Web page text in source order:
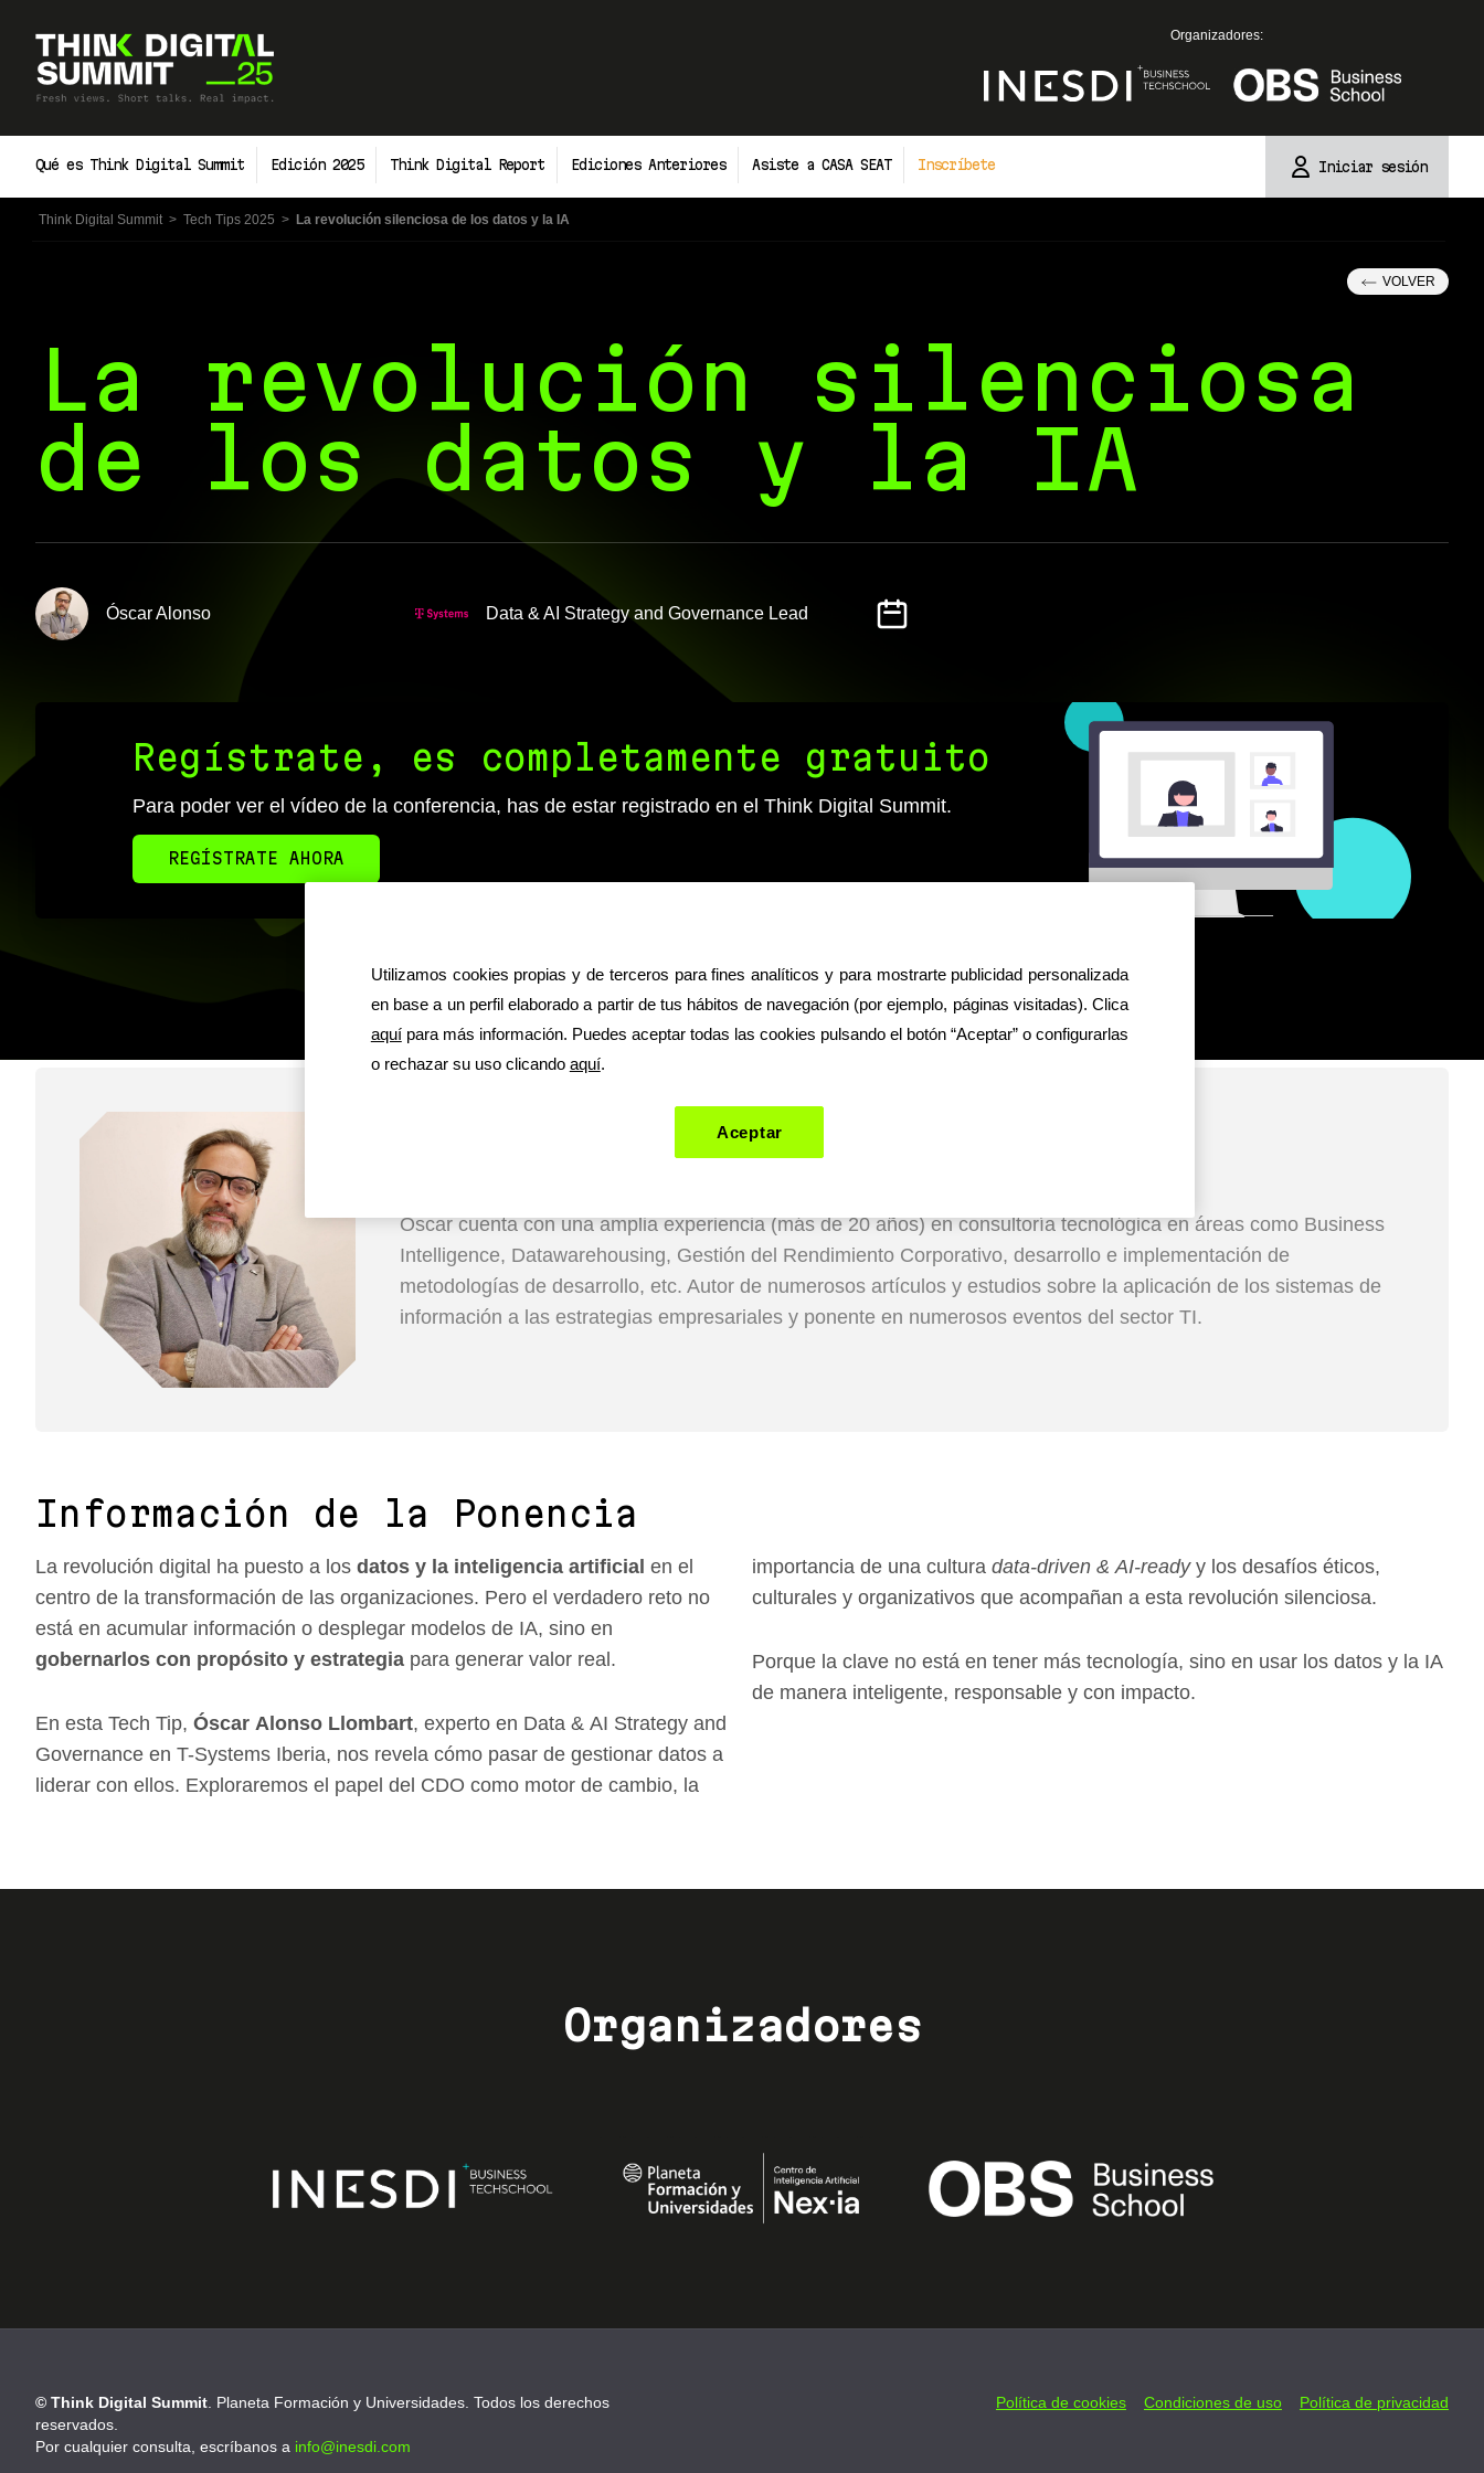
content
Organizadores:
Qué es Think Digital Summit Edición 2025 Think Digital Report Ediciones Anteriores Asiste a CASA SEAT Inscríbete Iniciar sesión
Think Digital Summit > Tech Tips 2025 > La revolución silenciosa de los datos y la IA
VOLVER
La revolución silenciosa
de los datos y la IA
Óscar Alonso Data & AI Strategy and Governance Lead
Regístrate, es completamente gratuito
Para poder ver el vídeo de la conferencia, has de estar registrado en el Think Digital Summit.
REGÍSTRATE AHORA
Oscar cuenta con una amplia experiencia (más de 20 años) en consultoría tecnológica en áreas como Business
Intelligence, Datawarehousing, Gestión del Rendimiento Corporativo, desarrollo e implementación de
metodologías de desarrollo, etc. Autor de numerosos artículos y estudios sobre la aplicación de los sistemas de
información a las estrategias empresariales y ponente en numerosos eventos del sector TI.
Información de la Ponencia
La revolución digital ha puesto a los datos y la inteligencia artificial en el
centro de la transformación de las organizaciones. Pero el verdadero reto no
está en acumular información o desplegar modelos de IA, sino en
gobernarlos con propósito y estrategia para generar valor real.
En esta Tech Tip, Óscar Alonso Llombart, experto en Data & AI Strategy and
Governance en T-Systems Iberia, nos revela cómo pasar de gestionar datos a
liderar con ellos. Exploraremos el papel del CDO como motor de cambio, la
importancia de una cultura data-driven & AI-readyy los desafíos éticos,
culturales y organizativos que acompañan a esta revolución silenciosa.
Porque la clave no está en tener más tecnología, sino en usar los datos y la IA
de manera inteligente, responsable y con impacto.
Organizadores
© Think Digital Summit. Planeta Formación y Universidades. Todos los derechos
reservados.
Por cualquier consulta, escríbanos a info@inesdi.com
Política de cookies Condiciones de uso Política de privacidad
Utilizamos cookies propias y de terceros para fines analíticos y para mostrarte publicidad personalizada
en base a un perfil elaborado a partir de tus hábitos de navegación (por ejemplo, páginas visitadas). Clica
aquípara más información. Puedes aceptar todas las cookies pulsando el botón “Aceptar” o configurarlas
o rechazar su uso clicando aquí.
Aceptar